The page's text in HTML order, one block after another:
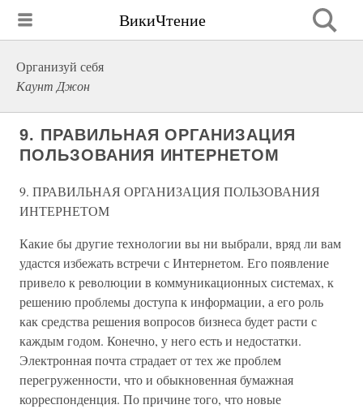
ВикиЧтение
Организуй себя
Каунт Джон
9. ПРАВИЛЬНАЯ ОРГАНИЗАЦИЯ
ПОЛЬЗОВАНИЯ ИНТЕРНЕТОМ
9. ПРАВИЛЬНАЯ ОРГАНИЗАЦИЯ ПОЛЬЗОВАНИЯ
ИНТЕРНЕТОМ
Какие бы другие технологии вы ни выбрали, вряд ли вам
удастся избежать встречи с Интернетом. Его появление
привело к революции в коммуникационных системах, к
решению проблемы доступа к информации, а его роль
как средства решения вопросов бизнеса будет расти с
каждым годом. Конечно, у него есть и недостатки.
Электронная почта страдает от тех же проблем
перегруженности, что и обыкновенная бумажная
корреспонденция. По причине того, что новые